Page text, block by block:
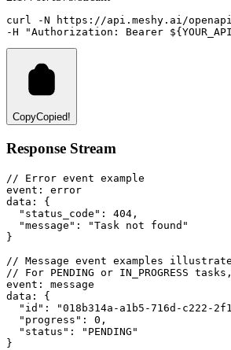
curl -N
https://api.meshy.ai/
-H
"Authorization: Bearer
CopyCopied!
Response Stream
// Error event example
event :
error
data :
{
"status_code" : 404 ,
"message" :
"Task not found"
}
// Message event examples
// For PENDING or IN_PROGRESS
event :
message
data :
{
"id" : "018b314a-a1b5-716d-c222-
"progress" : 0 ,
"status" :
"PENDING"
}